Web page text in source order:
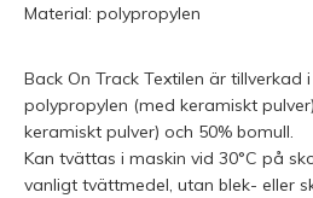
Material: polypropylen
Back On Track Textilen är tillverkad
polypropylen (med keramiskt
keramiskt pulver) och 50% bomull.
Kan tvättas i maskin vid 30°C på
vanligt tvättmedel, utan blek- eller